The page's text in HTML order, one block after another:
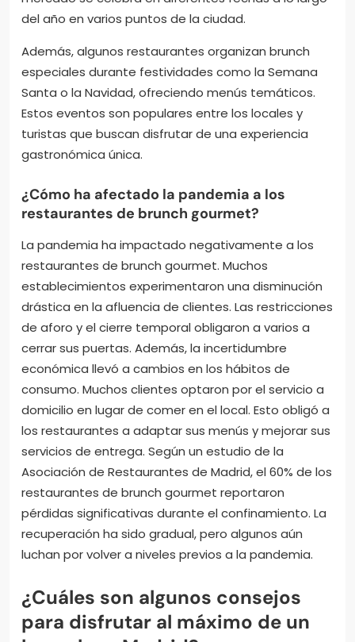
del año en varios puntos de la ciudad.
Además, algunos restaurantes organizan brunch
especiales durante festividades como la Semana
Santa o la Navidad, ofreciendo menús temáticos.
Estos eventos son populares entre los locales y
turistas que buscan disfrutar de una experiencia
gastronómica única.
¿Cómo ha afectado la pandemia a los
restaurantes de brunch gourmet?
La pandemia ha impactado negativamente a los
restaurantes de brunch gourmet. Muchos
establecimientos experimentaron una disminución
drástica en la afluencia de clientes. Las restricciones
de aforo y el cierre temporal obligaron a varios a
cerrar sus puertas. Además, la incertidumbre
económica llevó a cambios en los hábitos de
consumo. Muchos clientes optaron por el servicio a
domicilio en lugar de comer en el local. Esto obligó a
los restaurantes a adaptar sus menús y mejorar sus
servicios de entrega. Según un estudio de la
Asociación de Restaurantes de Madrid, el 60% de los
restaurantes de brunch gourmet reportaron
pérdidas significativas durante el confinamiento. La
recuperación ha sido gradual, pero algunos aún
luchan por volver a niveles previos a la pandemia.
¿Cuáles son algunos consejos
para disfrutar al máximo de un